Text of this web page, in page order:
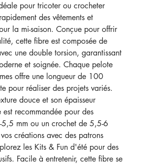
pour tricoter ou crocheter
des vêtements et
la mi-saison. Conçue pour offrir
cette fibre est composée de
une double torsion, garantissant
et soignée. Chaque pelote
offre une longueur de 100
pour réaliser des projets variés.
douce et son épaisseur
est recommandée pour des
mm ou un crochet de 5,5-6
créations avec des patrons
les Kits & Fun d'été pour des
Facile à entretenir, cette fibre se